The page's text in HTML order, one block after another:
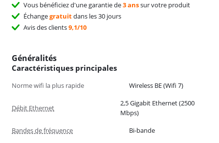
Vous bénéficiez d'une garantie de3 anssur votre produit
Échangegratuitdans les 30 jours
Avis des clients9,1/10
Généralités
Caractéristiques principales
Norme wifi la plus rapide Wireless BE (Wifi 7)
Débit Ethernet
2,5 Gigabit Ethernet (2500
Mbps)
Bandes de fréquence
Bi-bande